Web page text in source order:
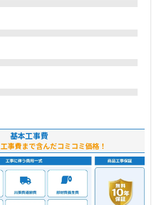
基本工事費
工事費まで含んだコミコミ価格！